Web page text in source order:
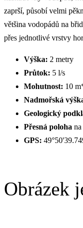
zaprší, působí velmi
většina vodopádů na
přes jednotlivé vrstvy
Výška: 2 metry
Průtok: 5 l/s
Mohutnost: 10
Nadmořská
Geologický
Přesná poloha na
GPS:
Obrázek